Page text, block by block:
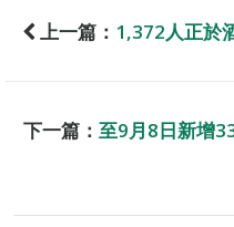
上一篇： 1,372人正於
下一篇： 至9月8日新增